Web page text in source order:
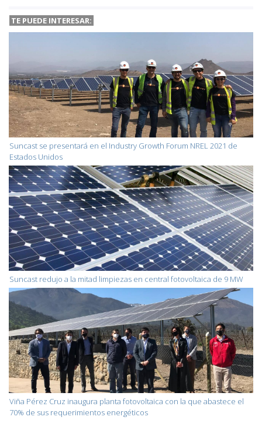
TE PUEDE INTERESAR:
Suncast se presentará en el Industry Growth Forum NREL 2021 de
Estados Unidos
Suncast redujo a la mitad limpiezas en central fotovoltaica de 9 MW
Viña Pérez Cruz inaugura planta fotovoltaica con la que abastece el
70% de sus requerimientos energéticos